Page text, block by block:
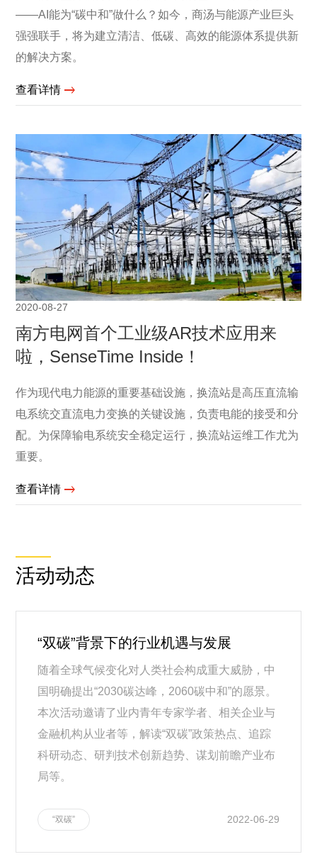
——AI能为“碳中和”做什么？如今，商汤与能源产业巨头
强强联手，将为建立清洁、低碳、高效的能源体系提供新
的解决方案。
查看详情
2020-08-27
南方电网首个工业级AR技术应用来
啦，SenseTime Inside！
作为现代电力能源的重要基础设施，换流站是高压直流输
电系统交直流电力变换的关键设施，负责电能的接受和分
配。为保障输电系统安全稳定运行，换流站运维工作尤为
重要。
查看详情
活动动态
“双碳”背景下的行业机遇与发展
随着全球气候变化对人类社会构成重大威胁，中
国明确提出“2030碳达峰，2060碳中和”的愿景。
本次活动邀请了业内青年专家学者、相关企业与
金融机构从业者等，解读“双碳”政策热点、追踪
科研动态、研判技术创新趋势、谋划前瞻产业布
局等。
“双碳” 2022-06-29